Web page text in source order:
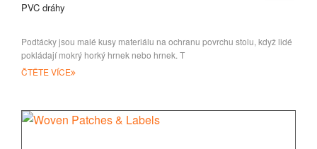
PVC dráhy
Podtácky jsou malé kusy materiálu na ochranu povrchu stolu, když lidé
pokládají mokrý horký hrnek nebo hrnek. T
ČTĚTE VÍCE